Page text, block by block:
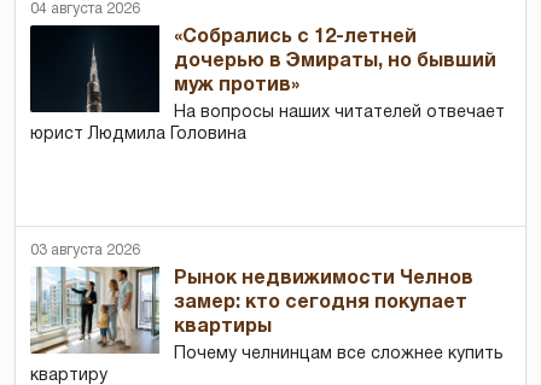
04 августа 2026
«Собрались с 12-летней
дочерью в Эмираты, но бывший
муж против»
На вопросы наших читателей отвечает
юрист Людмила Головина
03 августа 2026
Рынок недвижимости Челнов
замер: кто сегодня покупает
квартиры
Почему челнинцам все сложнее купить
квартиру